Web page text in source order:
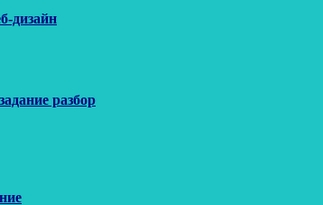
дизайн
разбор